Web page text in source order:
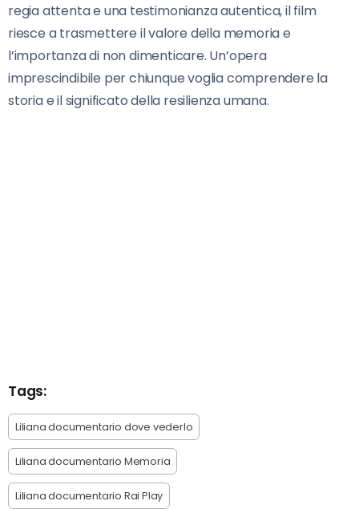
regia attenta e una testimonianza autentica, il film
riesce a trasmettere il valore della memoria e
l’importanza di non dimenticare. Un’opera
imprescindibile per chiunque voglia comprendere la
storia e il significato della resilienza umana.
Tags:
Liliana documentario dove vederlo
Liliana documentario Memoria
Liliana documentario Rai Play